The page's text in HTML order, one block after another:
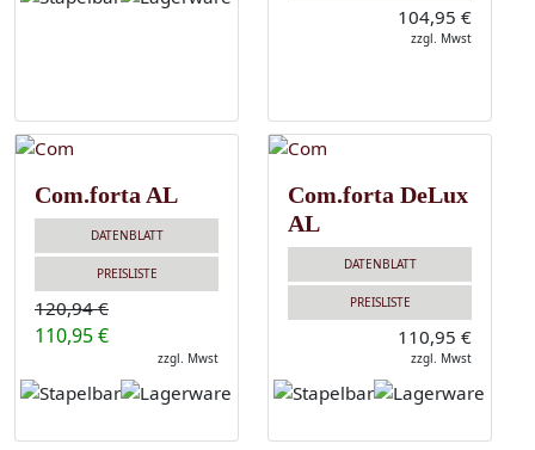
104,95 €
zzgl. Mwst
Com.forta AL
DATENBLATT
PREISLISTE
120,94 €
110,95 €
zzgl. Mwst
Com.forta DeLux
AL
DATENBLATT
PREISLISTE
110,95 €
zzgl. Mwst